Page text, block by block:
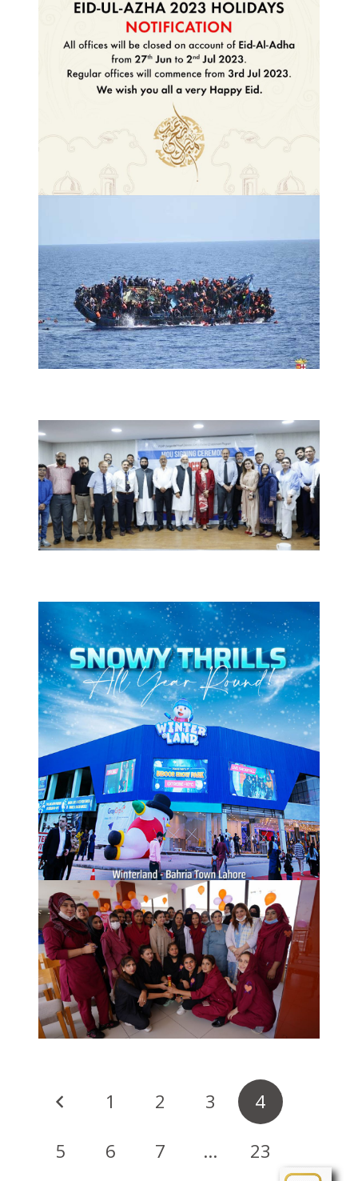
1 2 3 4
5 6 7 … 23